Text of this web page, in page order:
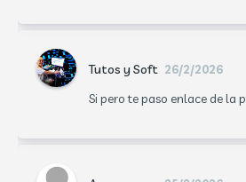
Tutos y Soft 26/2/2026
Si pero te paso enlace de la